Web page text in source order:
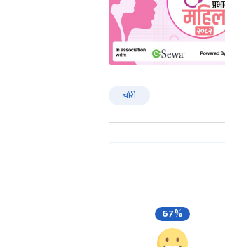
चोरी
67%